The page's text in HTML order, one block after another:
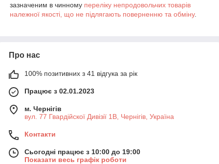
зазначеним в чинному переліку непродовольчих товарів
належної якості, що не підлягають поверненню та обміну.
Про нас
100% позитивних з 41 відгука за рік
Працює з 02.01.2023
м. Чернігів
вул. 77 Гвардійскої Дивізії 1В, Чернігів, Україна
Контакти
Сьогодні працює з 10:00 до 19:00
Показати весь графік роботи